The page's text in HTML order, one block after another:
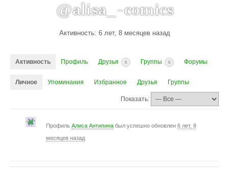
@alisa_-comics
Активность: 6 лет, 8 месяцев назад
Активность Профиль Друзья 0 Группы 0 Форумы
Личное Упоминания Избранное Друзья Группы
Показать:
Профиль Алиса Антипина был успешно обновлен 6 лет, 8
месяцев назад